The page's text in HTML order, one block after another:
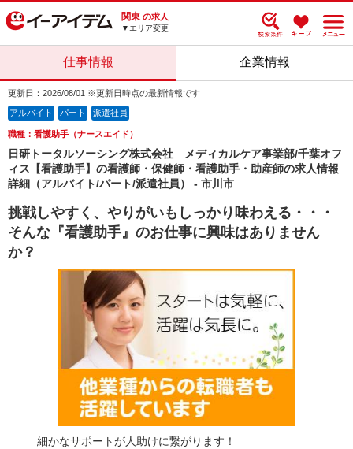
関東 の求人
▼エリア変更
仕事情報 企業情報
更新日：2026/08/01 ※更新日時点の最新情報です
アルバイト パート 派遣社員
職種：看護助手（ナースエイド）
日研トータルソーシング株式会社 メディカルケア事業部/千葉オフ
ィス【看護助手】の看護師・保健師・看護助手・助産師の求人情報
詳細（アルバイト/パート/派遣社員） - 市川市
挑戦しやすく、やりがいもしっかり味わえる・・・
そんな『看護助手』のお仕事に興味はありません
か？
細かなサポートが人助けに繋がります！